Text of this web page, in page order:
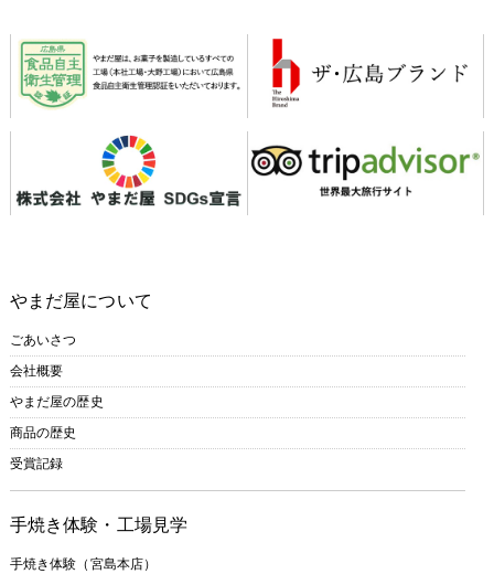
やまだ屋について
ごあいさつ
会社概要
やまだ屋の歴史
商品の歴史
受賞記録
手焼き体験・工場見学
手焼き体験（宮島本店）